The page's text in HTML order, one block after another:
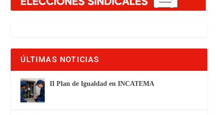
ÚLTIMAS NOTICIAS
II Plan de Igualdad en INCATEMA